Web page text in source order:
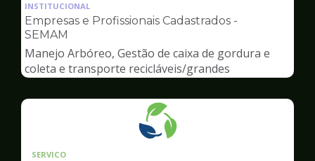
pagina
Meio
Ambiente
INSTITUCIONAL
Empresas e Profissionais Cadastrados -
SEMAM
Manejo Arbóreo, Gestão de caixa de gordura e
coleta e transporte recicláveis/grandes
SERVICO